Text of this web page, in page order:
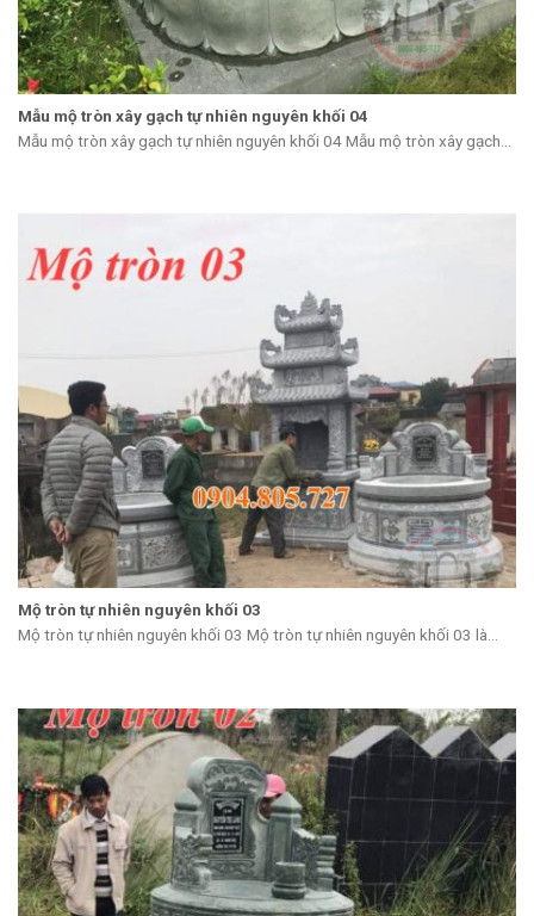
Mẫu mộ tròn xây gạch tự nhiên nguyên khối 04
Mẫu mộ tròn xây gạch tự nhiên nguyên khối 04 Mẫu mộ tròn xây gạch...
Mộ tròn tự nhiên nguyên khối 03
Mộ tròn tự nhiên nguyên khối 03 Mộ tròn tự nhiên nguyên khối 03 là...